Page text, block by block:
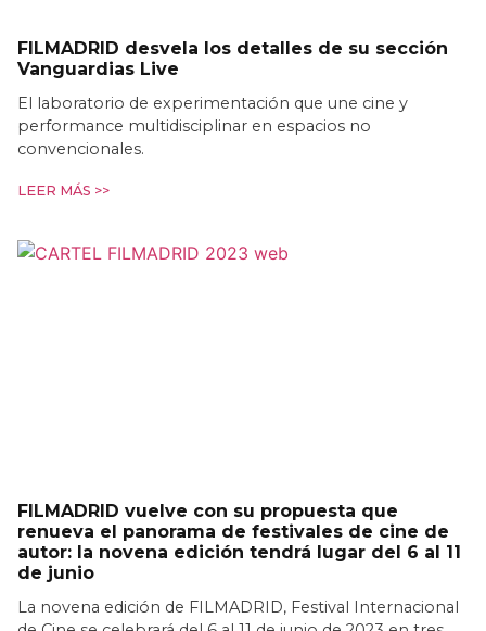
FILMADRID desvela los detalles de su sección
Vanguardias Live
El laboratorio de experimentación que une cine y
performance multidisciplinar en espacios no
convencionales.
LEER MÁS >>
FILMADRID vuelve con su propuesta que
renueva el panorama de festivales de cine de
autor: la novena edición tendrá lugar del 6 al 11
de junio
La novena edición de FILMADRID, Festival Internacional